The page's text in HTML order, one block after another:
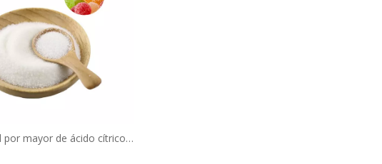
por mayor de ácido cítrico